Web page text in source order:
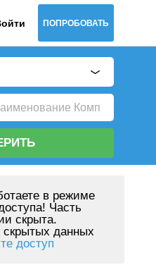
ПОПРОБОВАТЬ
в режиме
Часть
скрыта.
данных
доступ